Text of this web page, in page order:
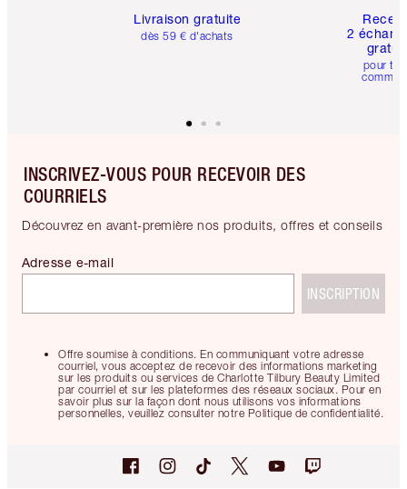
Livraison gratuite
dès 59 € d'achats
2
pour
INSCRIVEZ-VOUS POUR RECEVOIR DES
COURRIELS
Découvrez en avant-première nos produits, offres et conseils
Offre soumise à conditions. En communiquant votre adresse
courriel, vous acceptez de recevoir des informations marketing
sur les produits ou services de Charlotte Tilbury Beauty Limited
par courriel et sur les plateformes des réseaux sociaux. Pour en
savoir plus sur la façon dont nous utilisons vos informations
personnelles, veuillez consulter notre Politique de confidentialité.
Adresse e-mail
INSCRIPTION